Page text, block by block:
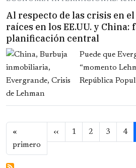
Al respecto de las crisis en
raíces en los EE.UU. y China:
planificación central
Puede que
“momento
República
Paginación
«
primero Primera página
‹‹ Página anterior
1 2 3 4